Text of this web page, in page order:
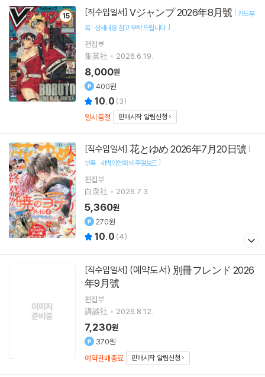
15 [직수입일서] Vジャンプ 2026年8月號 [ 카드부
록 : 상세내용 참고 부탁 드립니다.]
편집부
集英社
2026.6.19.
8,000원
400원
10.0 (3)
일시품절
판매시작 알림신청
[직수입일서] 花とゆめ 2026年7月20日號 [
부록 : 새벽의연화 비주얼보드]
편집부
白泉社
2026.7.3.
5,360원
270원
10.0 (4)
[직수입일서]
年9月號
편집부
講談社
2026.8.12.
7,230원
370원
예약판매종료
판매시작 알림신청